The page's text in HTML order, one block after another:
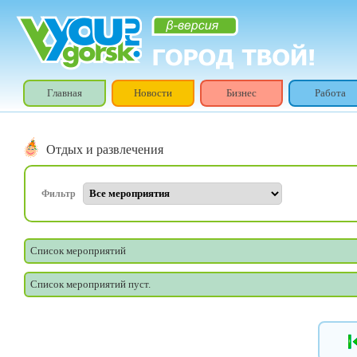
Главная Новости Бизнес Работа
Отдых и развлечения
Фильтр
Список мероприятий
Список мероприятий пуст.